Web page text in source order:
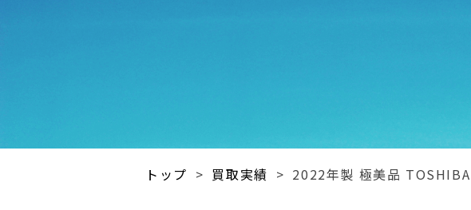
トップ > 買取実績 > 2022年製 極美品